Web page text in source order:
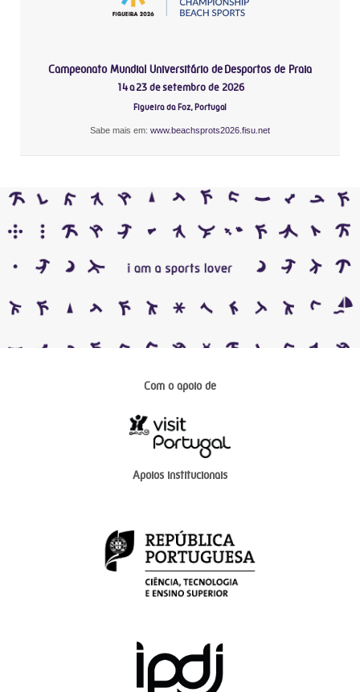
Campeonato Mundial Universitário de Desportos de Praia
14 a 23 de setembro de 2026
Figueira da Foz, Portugal
Sabe mais em: www.beachsprots2026.fisu.net
Com o apoio de
Apoios institucionais